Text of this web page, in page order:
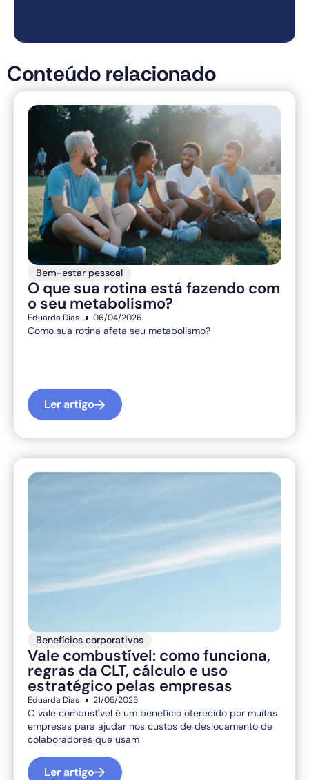
Conteúdo relacionado
Bem-estar pessoal
O que sua rotina está fazendo com
o seu metabolismo?
Eduarda Dias 06/04/2026
Como sua rotina afeta seu metabolismo?
Ler artigo
Benefícios corporativos
Vale combustível: como funciona,
regras da CLT, cálculo e uso
estratégico pelas empresas
Eduarda Dias 21/05/2025
O vale combustível é um benefício oferecido por muitas
empresas para ajudar nos custos de deslocamento de
colaboradores que usam
Ler artigo